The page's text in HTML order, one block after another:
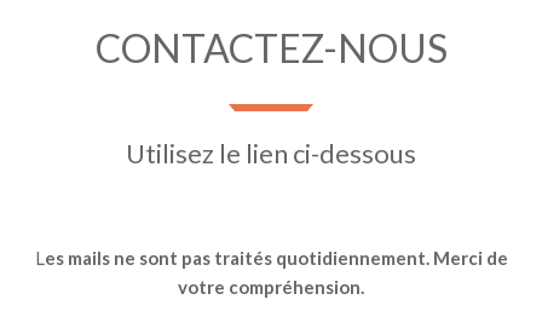
CONTACTEZ-NOUS
Utilisez le lien ci-dessous
Les mails ne sont pas traités quotidiennement. Merci de
votre compréhension.